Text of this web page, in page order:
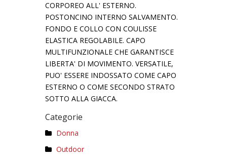
CORPOREO ALL' ESTERNO.
POSTONCINO INTERNO SALVAMENTO.
FONDO E COLLO CON COULISSE
ELASTICA REGOLABILE. CAPO
MULTIFUNZIONALE CHE GARANTISCE
LIBERTA' DI MOVIMENTO. VERSATILE,
PUO' ESSERE INDOSSATO COME CAPO
ESTERNO O COME SECONDO STRATO
SOTTO ALLA GIACCA.
Categorie
Donna
Outdoor